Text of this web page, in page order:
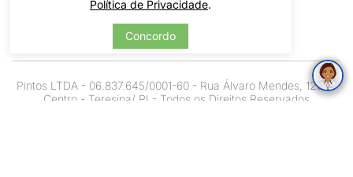
Política de Privacidade.
Concordo
Pintos LTDA - 06.837.645/0001-60 - Rua Álvaro Mendes, 1237 -
Centro - Teresina/ PI - Todos os Direitos Reservados